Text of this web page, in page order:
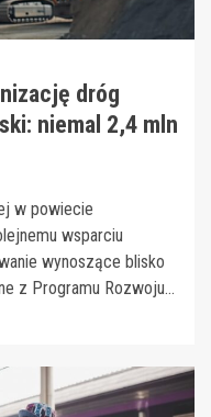
dróg
niemal 2,4 mln
w powiecie
wsparciu
wynoszące blisko
z Programu Rozwoju...